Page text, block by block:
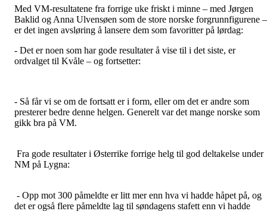
Med VM-resultatene fra forrige uke friskt i minne – med Jørgen
Baklid og Anna Ulvensøen som de store norske forgrunnfigurene –
er det ingen avsløring å lansere dem som favoritter på lørdag:
- Det er noen som har gode resultater å vise til i det siste, er
ordvalget til Kvåle – og fortsetter:
- Så får vi se om de fortsatt er i form, eller om det er andre som
presterer bedre denne helgen. Generelt var det mange norske som
gikk bra på VM.
Fra gode resultater i Østerrike forrige helg til god deltakelse under
NM på Lygna:
- Opp mot 300 påmeldte er litt mer enn hva vi hadde håpet på, og
det er også flere påmeldte lag til søndagens stafett enn vi hadde